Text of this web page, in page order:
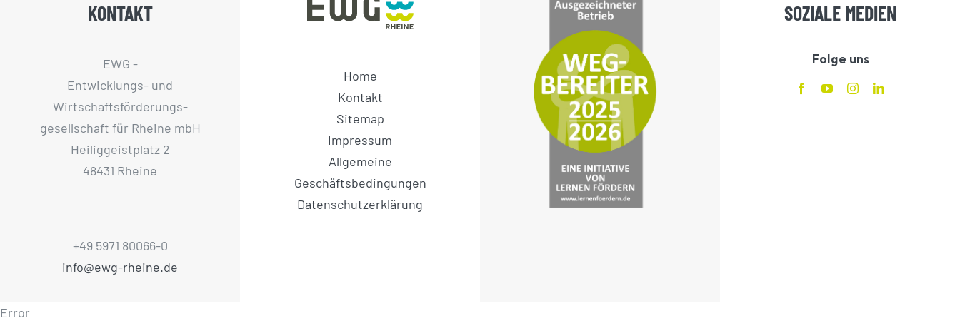
KONTAKT
EWG -
Entwicklungs- und
Wirtschaftsförderungs­
gesellschaft für Rheine mbH
Heiliggeistplatz 2
48431 Rheine
+49 5971 80066-0
info@ewg-rheine.de
Home
Kontakt
Sitemap
Impressum
Allgemeine
Geschäftsbedingungen
Datenschutzerklärung
SOZIALE MEDIEN
Folge uns
Error